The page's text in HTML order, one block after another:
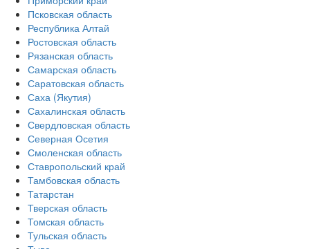
Псковская область
Республика Алтай
Ростовская область
Рязанская область
Самарская область
Саратовская область
Саха (Якутия)
Сахалинская область
Свердловская область
Северная Осетия
Смоленская область
Ставропольский край
Тамбовская область
Татарстан
Тверская область
Томская область
Тульская область